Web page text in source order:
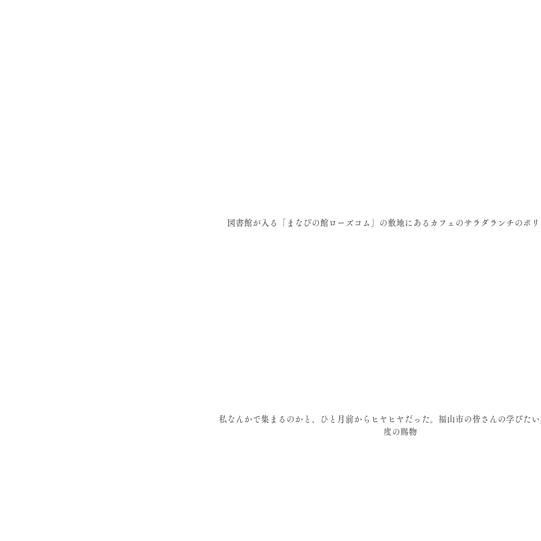
図書館が入る「まなびの館ローズコム」の敷地にあるカフェのサラダランチのボ
私なんかで集まるのかと、ひと月前からヒヤヒヤだった。福山市の皆さんの学びた
度の賜物